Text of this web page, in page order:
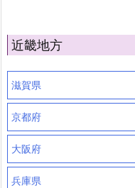
近畿地方
滋賀県
京都府
大阪府
兵庫県